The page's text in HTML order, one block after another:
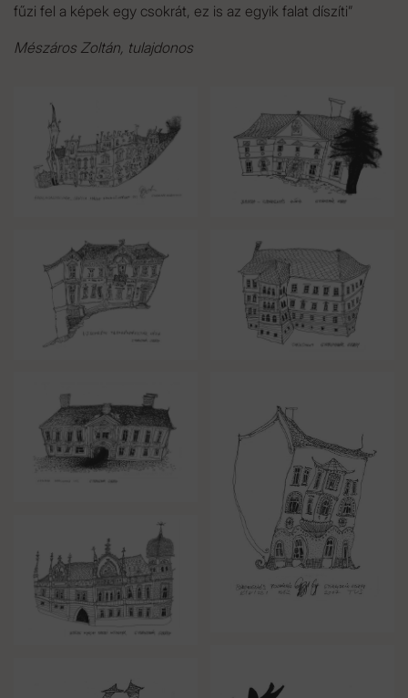
fűzi fel a képek egy csokrát, ez is az egyik falat díszíti”
Mészáros Zoltán, tulajdonos